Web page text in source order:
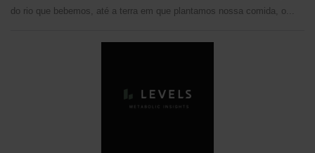
do rio que bebemos, até a terra em que plantamos nossa comida, o...